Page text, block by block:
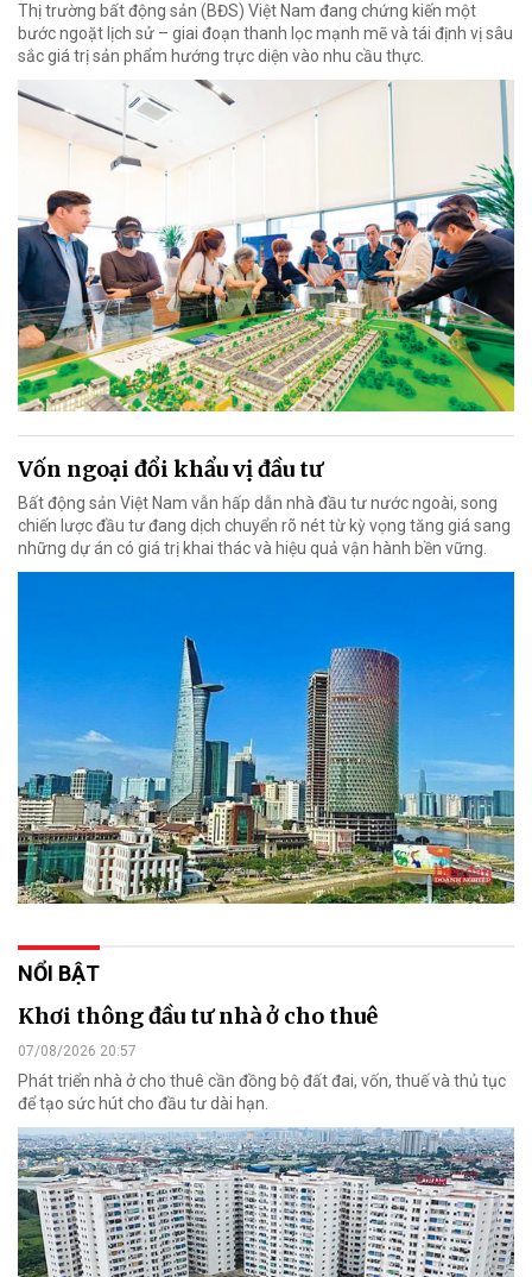
Thị trường bất động sản (BĐS) Việt Nam đang chứng kiến một
bước ngoặt lịch sử – giai đoạn thanh lọc mạnh mẽ và tái định vị sâu
sắc giá trị sản phẩm hướng trực diện vào nhu cầu thực.
Vốn ngoại đổi khẩu vị đầu tư
Bất động sản Việt Nam vẫn hấp dẫn nhà đầu tư nước ngoài, song
chiến lược đầu tư đang dịch chuyển rõ nét từ kỳ vọng tăng giá sang
những dự án có giá trị khai thác và hiệu quả vận hành bền vững.
NỔI BẬT
Khơi thông đầu tư nhà ở cho thuê
07/08/2026 20:57
Phát triển nhà ở cho thuê cần đồng bộ đất đai, vốn, thuế và thủ tục
để tạo sức hút cho đầu tư dài hạn.